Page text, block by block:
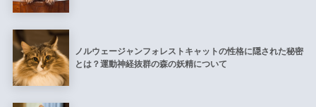
ノルウェージャンフォレストキャットの性格に隠された秘密
とは？運動神経抜群の森の妖精について